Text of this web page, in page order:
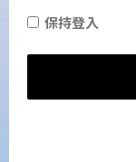
保持登入